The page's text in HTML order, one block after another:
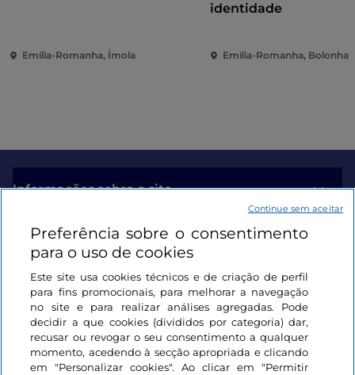
Emília-Romanha, Ímola
identidade
Emília-Romanha, Bolonha
Informações sobre o site
Ligações úteis
Iniciar sessão
Mantenha-se em contacto
Preferência sobre o consentimento
para o uso de cookies
Este site usa cookies técnicos e de criação de perfil
para fins promocionais, para melhorar a navegação
no site e para realizar análises agregadas. Pode
decidir a que cookies (divididos por categoria) dar,
recusar ou revogar o seu consentimento a qualquer
momento, acedendo à secção apropriada e clicando
em "Personalizar cookies". Ao clicar em "Permitir
Continue sem aceitar